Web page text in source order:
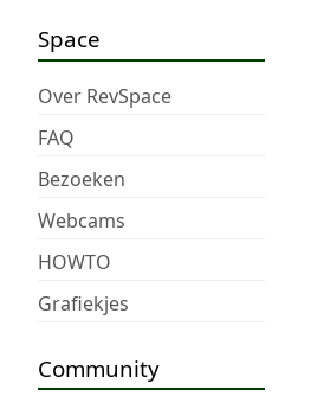
Space
Over RevSpace
FAQ
Bezoeken
Webcams
HOWTO
Grafiekjes
Community